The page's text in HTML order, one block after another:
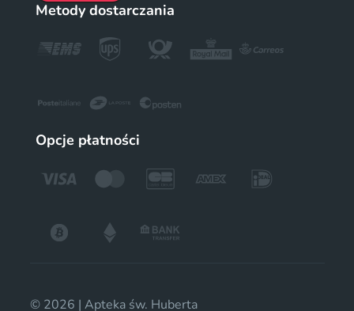
Metody dostarczania
Opcje płatności
© 2026 | Apteka św. Huberta